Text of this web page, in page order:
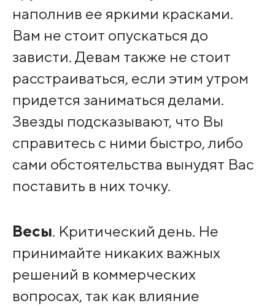
наполнив ее яркими красками.
Вам не стоит опускаться до
зависти. Девам также не стоит
расстраиваться, если этим утром
придется заниматься делами.
Звезды подсказывают, что Вы
справитесь с ними быстро, либо
сами обстоятельства вынудят Вас
поставить в них точку.
Весы. Критический день. Не
принимайте никаких важных
решений в коммерческих
вопросах, так как влияние